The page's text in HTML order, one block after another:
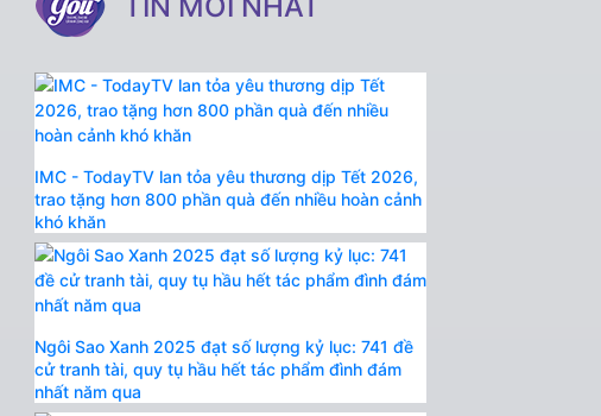
IMC - TodayTV lan tỏa yêu thương dịp Tết 2026,
trao tặng hơn 800 phần quà đến nhiều hoàn cảnh
khó khăn
Ngôi Sao Xanh 2025 đạt số lượng kỷ lục: 741 đề
cử tranh tài, quy tụ hầu hết tác phẩm đình đám
nhất năm qua